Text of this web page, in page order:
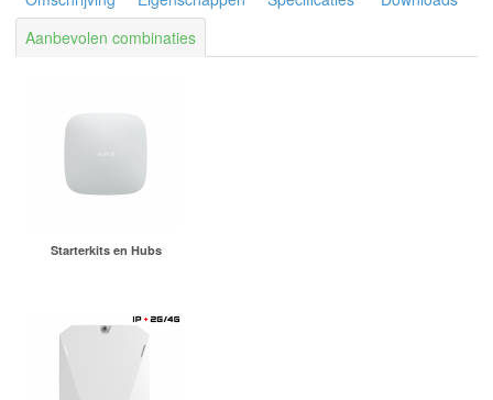
Aanbevolen combinaties
Starterkits en Hubs